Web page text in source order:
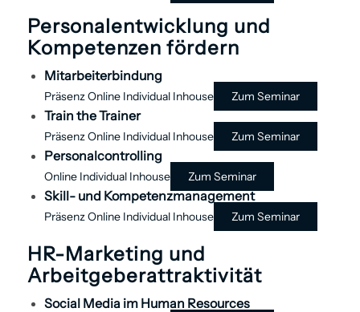
Personal­entwicklung und
Kompetenzen fördern
Mitarbeiter­bindung
PräsenzOnline Individual Inhouse Zum Seminar
Train the Trainer
PräsenzOnline Individual Inhouse Zum Seminar
Personal­controlling
Online Individual Inhouse Zum Seminar
Skill- und Kompetenz­management
PräsenzOnline Individual Inhouse Zum Seminar
HR-Marketing und
Arbeitgeberattraktivität
Social Media im Human Resources